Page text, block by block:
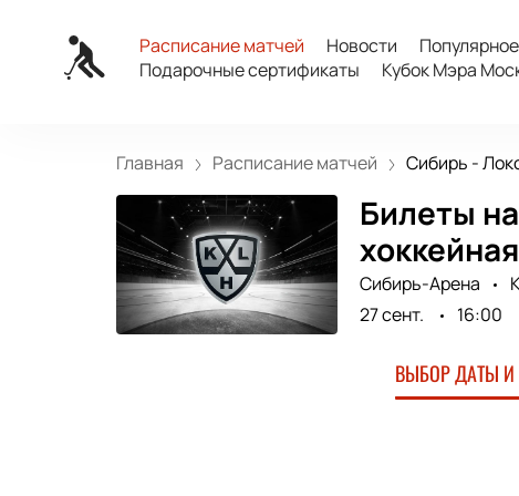
Расписание матчей Новости Популярное
Подарочные сертификаты
Кубок Мэра
Главная Расписание матчей Сибирь -
Билеты
Сибирь-Арена
27 сент.
16:00
ВЫБОР ДАТЫ И